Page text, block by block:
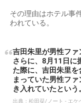
その理由はホテル事
われている。
吉田朱里が男性ファ
さらに、8月11日に
た際に、吉田朱里
まっていた男性フ
き入れていたという。
出典： 松田栞/ノート - エケ